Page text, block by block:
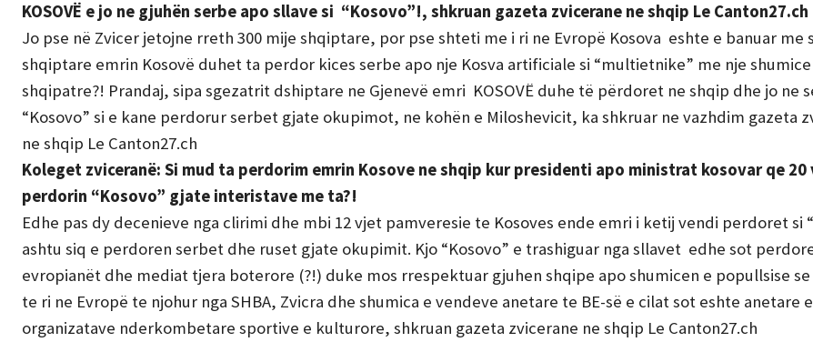
KOSOVË e jo ne gjuhën serbe apo sllave si “Kosovo”!, shkruan gazeta zvicerane ne shqip Le Canton27.ch
Jo pse në Zvicer jetojne rreth 300 mije shqiptare, por pse shteti me i ri ne Evropë Kosova eshte e banuar me
shqiptare emrin Kosovë duhet ta perdor kices serbe apo nje Kosva artificiale si “multietnike” me nje
shqipatre?! Prandaj, sipa sgezatrit dshiptare ne Gjenevë emri KOSOVË duhe të përdoret ne shqip dhe jo ne
“Kosovo” si e kane perdorur serbet gjate okupimot, ne kohën e Miloshevicit, ka shkruar ne vazhdim gazeta
ne shqip Le Canton27.ch
Koleget zviceranë: Si mud ta perdorim emrin Kosove ne shqip kur presidenti apo ministrat kosovar qe 20
perdorin “Kosovo” gjate interistave me ta?!
Edhe pas dy decenieve nga clirimi dhe mbi 12 vjet pamveresie te Kosoves ende emri i ketij vendi perdoret si
ashtu siq e perdoren serbet dhe ruset gjate okupimit. Kjo “Kosovo” e trashiguar nga sllavet edhe sot
evropianët dhe mediat tjera boterore (?!) duke mos rrespektuar gjuhen shqipe apo shumicen e popullsise
te ri ne Evropë te njohur nga SHBA, Zvicra dhe shumica e vendeve anetare te BE-së e cilat sot eshte anetare
organizatave nderkombetare sportive e kulturore, shkruan gazeta zvicerane ne shqip Le Canton27.ch